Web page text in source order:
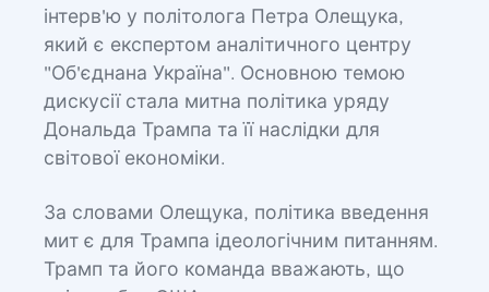
інтерв'ю у політолога Петра Олещука,
який є експертом аналітичного центру
"Об'єднана Україна". Основною темою
дискусії стала митна політика уряду
Дональда Трампа та її наслідки для
світової економіки.
За словами Олещука, політика введення
мит є для Трампа ідеологічним питанням.
Трамп та його команда вважають, що